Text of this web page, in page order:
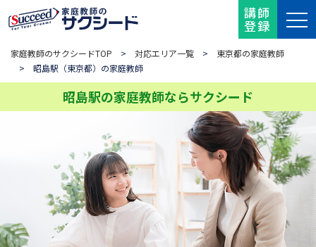
講師
登録
家庭教師のサクシードTOP > 対応エリア一覧 > 東京都の家庭教師
> 昭島駅（東京都）の家庭教師
昭島駅の家庭教師ならサクシード